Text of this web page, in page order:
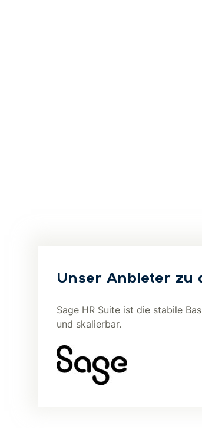
Unser Anbieter zu
Sage HR Suite ist die stabile
und skalierbar.